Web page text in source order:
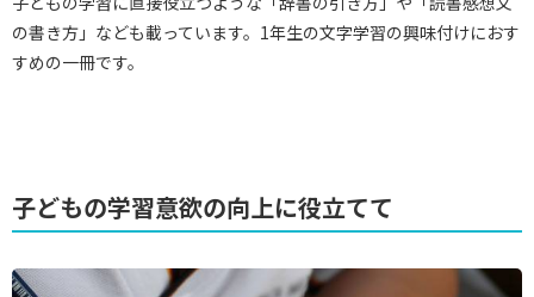
の書き方」なども載っています。1年生の文字学習の興味付けにおす
すめの一冊です。
子どもの学習意欲の向上に役立てて